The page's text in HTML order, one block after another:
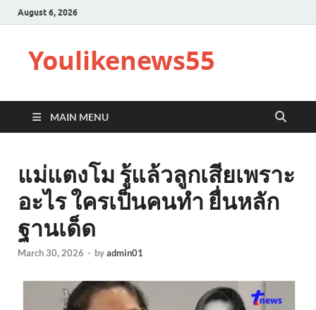
August 6, 2026
Youlikenews55
MAIN MENU
แม่แตงโม รู้แล้วลูกเสียเพราะ
อะไร ใครเป็นคนทำ ยื่นหลัก
ฐานเด็ด
March 30, 2026 - byadmin01